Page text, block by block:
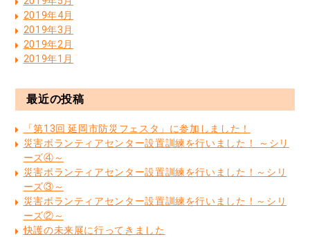
2019年4月
2019年3月
2019年2月
2019年1月
最近の投稿
「第13回 延岡市防災フェスタ」に参加しました！
災害ボランティアセンター設置訓練を行いました！ ～シリ
ーズ④～
災害ボランティアセンター設置訓練を行いました！～シリ
ーズ③～
災害ボランティアセンター設置訓練を行いました！～シリ
ーズ②～
快護の未来展に行ってきました